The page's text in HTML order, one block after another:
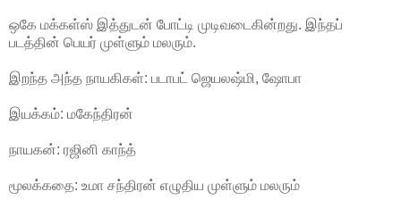
ஒகே மக்கள்ஸ் இத்துடன் போட்டி முடிவடைகின்றது. இந்தப்
படத்தின் பெயர் முள்ளும் மலரும்.
இறந்த அந்த நாயகிகள்: படாபட் ஜெயலஷ்மி, ஷோபா
இயக்கம்: மகேந்திரன்
நாயகன்: ரஜினி காந்த்
மூலக்கதை: உமா சந்திரன் எழுதிய முள்ளும் மலரும்